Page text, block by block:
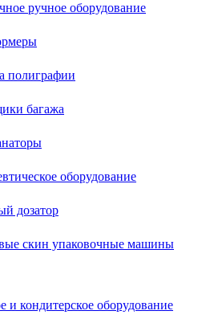
ручное оборудование
полиграфии
багажа
оборудование
дозатор
скин упаковочные машины
и кондитерское оборудование